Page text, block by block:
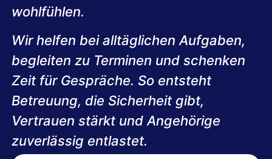
wohlfühlen.
Wir helfen bei alltäglichen Aufgaben,
begleiten zu Terminen und schenken
Zeit für Gespräche. So entsteht
Betreuung, die Sicherheit gibt,
Vertrauen stärkt und Angehörige
zuverlässig entlastet.